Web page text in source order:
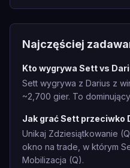
Najczęściej
Kto wygrywa Sett vs
Sett wygrywa z Darius z
~2,700 gier. To
Jak grać Sett przeciwko
Unikaj Zdziesiątkowanie
okno na trade, w którym
Mobilizacja (Q).